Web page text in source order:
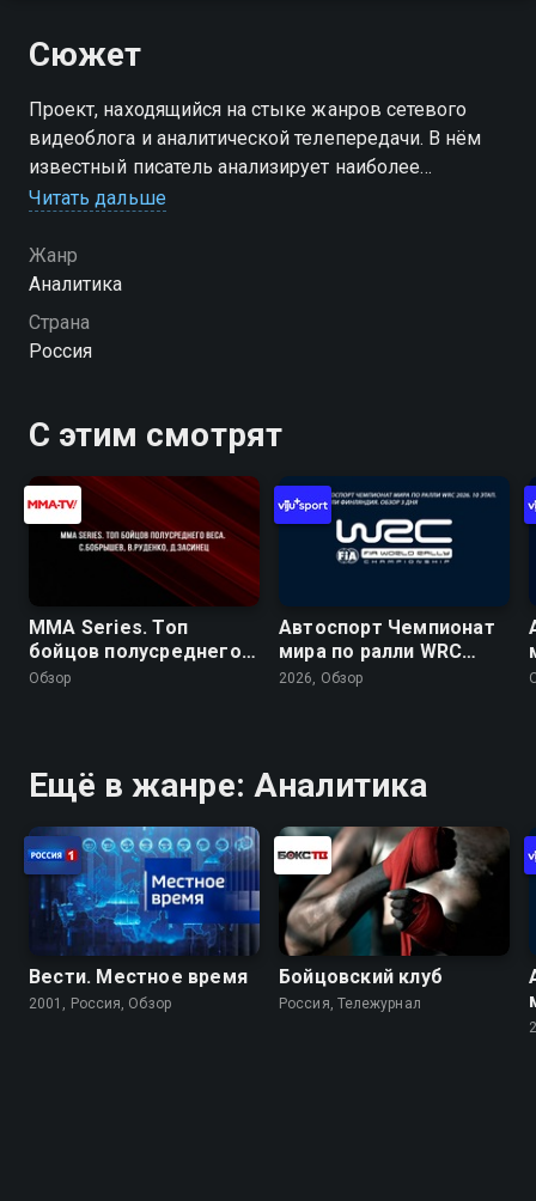
Сюжет
Проект, находящийся на стыке жанров сетевого
видеоблога и аналитической телепередачи. В нём
известный писатель анализирует наиболее
актуальные и общественно значимые темы недели
Читать дальше
Жанр
Аналитика
Страна
Россия
С этим смотрят
MMA Series. Топ
бойцов полусреднего
веса. С.Бобрышев,
Обзор
Автоспорт Чемпионат
мира по ралли WRC
2026. 10 этап. Ралли
2026, Обзор
Ещё в жанре: Аналитика
Вести. Местное время
2001, Россия, Обзор
Бойцовский клуб
Россия, Тележурнал